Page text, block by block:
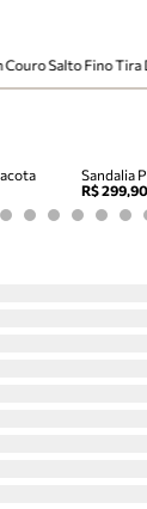
Couro Salto Fino Tira
Sandalia
R$ 299,90